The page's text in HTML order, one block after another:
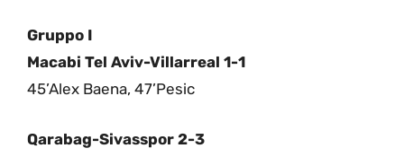
Gruppo I
Macabi Tel Aviv-Villarreal 1-1
45’Alex Baena, 47’Pesic
Qarabag-Sivasspor 2-3